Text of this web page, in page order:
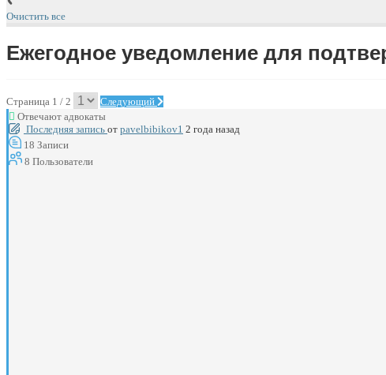
Очистить все
Ежегодное уведомление для
Страница 1 / 2
Следующий
Отвечают адвокаты
Последняя запись от pavelbibikov1 2 года назад
18 Записи
8 Пользователи